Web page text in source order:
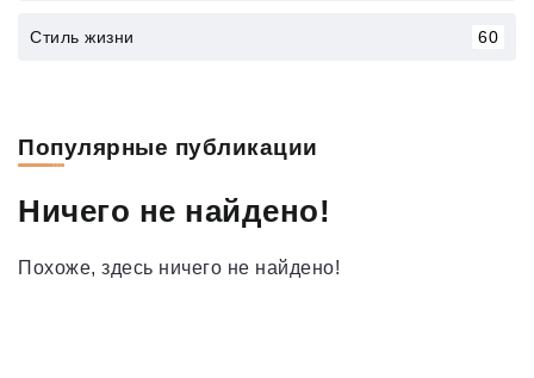
Стиль жизни 60
Популярные публикации
Ничего не найдено!
Похоже, здесь ничего не найдено!